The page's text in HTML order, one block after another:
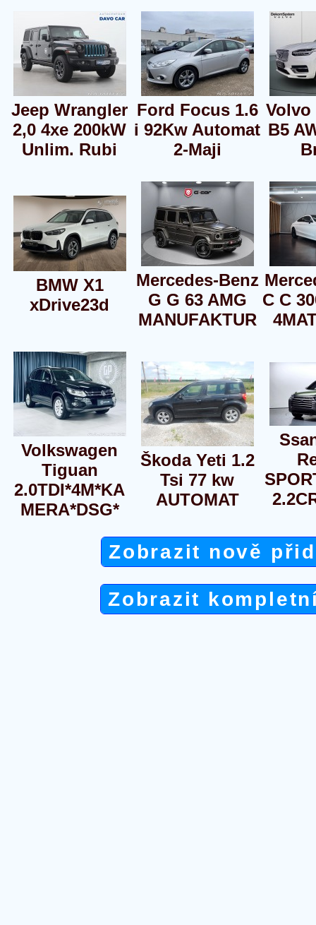
Jeep Wrangler
2,0 4xe 200kW
Unlim. Rubi
Ford Focus 1.6
i 92Kw Automat
2-Maji
Volvo
B5
BMW X1
xDrive23d
Mercedes-Benz
G G 63 AMG
MANUFAKTUR
C C
Volkswagen
Tiguan
2.0TDI*4M*KA
MERA*DSG*
Škoda Yeti 1.2
Tsi 77 kw
AUTOMAT
Zobrazit nově
Zobrazit